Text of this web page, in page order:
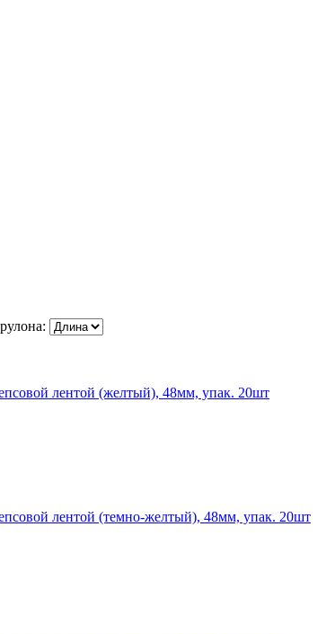
лентой (желтый), 48мм, упак. 20шт
лентой (темно-желтый), 48мм, упак. 20шт